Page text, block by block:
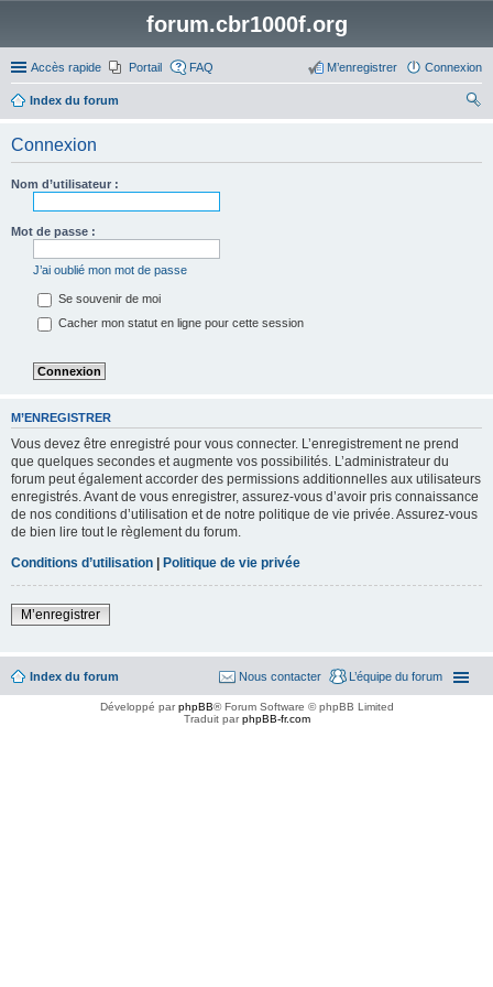
forum.cbr1000f.org
Accès rapide Portail FAQ Connexion
M’enregistrer
Index du forum
Connexion
Nom d’utilisateur :
Mot de passe :
J’ai oublié mon mot de passe
Se souvenir de moi
Cacher mon statut en ligne pour cette session
M’ENREGISTRER
Vous devez être enregistré pour vous connecter. L’enregistrement ne prend
que quelques secondes et augmente vos possibilités. L’administrateur du
forum peut également accorder des permissions additionnelles aux utilisateurs
enregistrés. Avant de vous enregistrer, assurez-vous d’avoir pris connaissance
de nos conditions d’utilisation et de notre politique de vie privée. Assurez-vous
de bien lire tout le règlement du forum.
Conditions d’utilisation | Politique de vie privée
M’enregistrer
Index du forum L’équipe du forum
Nous contacter
Développé parphpBB® Forum Software © phpBB Limited
Traduit parphpBB-fr.com